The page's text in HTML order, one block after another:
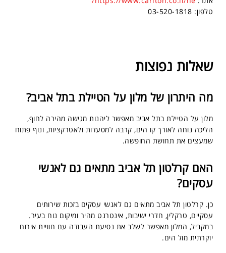
טלפון: 03-520-1818
שאלות נפוצות
מה היתרון של מלון על הטיילת בתל אביב?
מלון על הטיילת בתל אביב מאפשר ליהנות מגישה מהירה לחוף,
הליכה נוחה לאורך קו הים, קרבה למסעדות ולאטרקציות, ונוף פתוח
שמעצים את תחושת החופשה.
האם קרלטון תל אביב מתאים גם לאנשי
עסקים?
כן. קרלטון תל אביב מתאים גם לאנשי עסקים בזכות שירותים
עסקיים, טרקלין, חדרי ישיבות, אינטרנט מהיר ומיקום נוח בעיר.
במקביל, המלון מאפשר לשלב את נסיעת העבודה עם חוויית אירוח
יוקרתית מול הים.